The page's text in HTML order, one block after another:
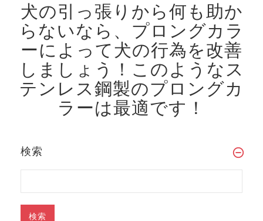
犬の引っ張りから何も助か
らないなら、プロングカラ
ーによって犬の行為を改善
しましょう！ このようなス
テンレス鋼製のプロングカ
ラーは最適です！
検索